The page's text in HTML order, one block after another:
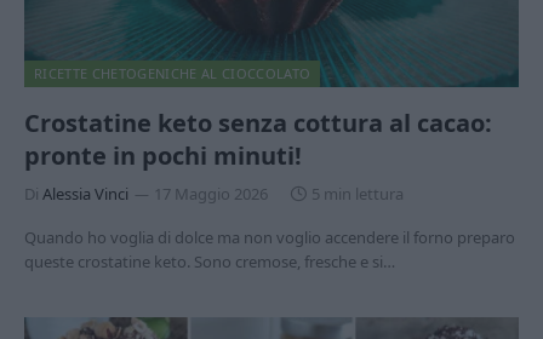
RICETTE CHETOGENICHE AL CIOCCOLATO
Crostatine keto senza cottura al cacao:
pronte in pochi minuti!
Di Alessia Vinci 17 Maggio 2026
5 min lettura
Quando ho voglia di dolce ma non voglio accendere il forno preparo
queste crostatine keto. Sono cremose, fresche e si…